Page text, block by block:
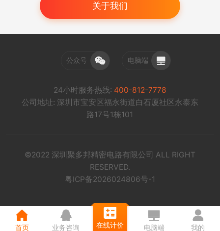
关于我们
公众号 电脑端
24小时服务热线: 400-812-7778
公司地址: 深圳市宝安区福永街道白石厦社区永泰东
路17号1栋101
©2022 深圳聚多邦精密电路有限公司 ALL RIGHT
RESERVED.
粤ICP备2026024806号-1
首页 业务咨询 在线计价 电脑端 我的